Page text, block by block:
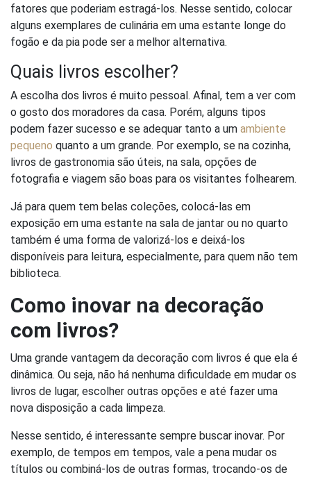
fatores que poderiam estragá-los. Nesse sentido, colocar
alguns exemplares de culinária em uma estante longe do
fogão e da pia pode ser a melhor alternativa.
Quais livros escolher?
A escolha dos livros é muito pessoal. Afinal, tem a ver com
o gosto dos moradores da casa. Porém, alguns tipos
podem fazer sucesso e se adequar tanto a um ambiente
pequeno quanto a um grande. Por exemplo, se na cozinha,
livros de gastronomia são úteis, na sala, opções de
fotografia e viagem são boas para os visitantes folhearem.
Já para quem tem belas coleções, colocá-las em
exposição em uma estante na sala de jantar ou no quarto
também é uma forma de valorizá-los e deixá-los
disponíveis para leitura, especialmente, para quem não tem
biblioteca.
Como inovar na decoração
com livros?
Uma grande vantagem da decoração com livros é que ela é
dinâmica. Ou seja, não há nenhuma dificuldade em mudar os
livros de lugar, escolher outras opções e até fazer uma
nova disposição a cada limpeza.
Nesse sentido, é interessante sempre buscar inovar. Por
exemplo, de tempos em tempos, vale a pena mudar os
títulos ou combiná-los de outras formas, trocando-os de